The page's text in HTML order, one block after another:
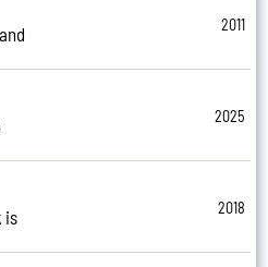
2011
2025
is
2018